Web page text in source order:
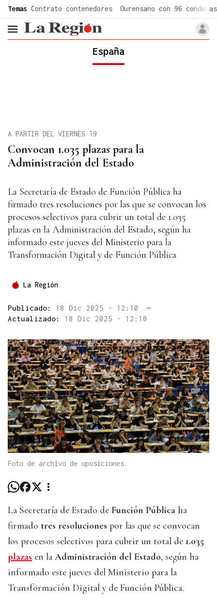
Temas Contrato contenedores Ourensano con 96 condenas
header.menu.open
España
Convocan 1.035 plazas para la
Administración del Estado
A PARTIR DEL VIERNES 19
La Secretaría de Estado de Función Pública ha
firmado tres resoluciones por las que se convocan los
procesos selectivos para cubrir un total de 1.035
plazas en la Administración del Estado, según ha
informado este jueves del Ministerio para la
Transformación Digital y de Función Pública
La Región
Publicado: 18 Dic 2025 - 12:10
—
Actualizado: 18 Dic 2025 - 12:10
Foto de archivo de oposiciones.
La Secretaría de Estado de Función Pública ha
firmado tres resoluciones por las que se convocan
los procesos selectivos para cubrir un total de 1.035
plazas en la Administración del Estado, según ha
informado este jueves del Ministerio para la
Transformación Digital y de Función Pública.